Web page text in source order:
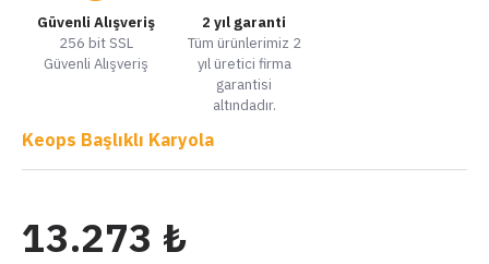
Güvenli Alışveriş
256 bit SSL
Güvenli Alışveriş
2 yıl garanti
Tüm ürünlerimiz 2
yıl üretici firma
garantisi
altındadır.
Keops Başlıklı Karyola
13.273 ₺